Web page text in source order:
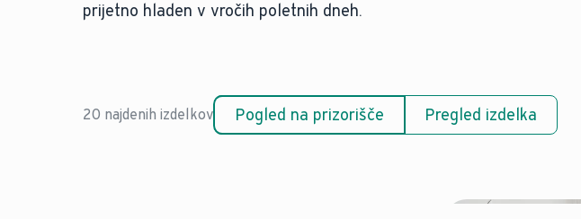
prijetno hladen v vročih poletnih dneh.
20 najdenih izdelkov Pogled na prizorišče Pregled izdelka